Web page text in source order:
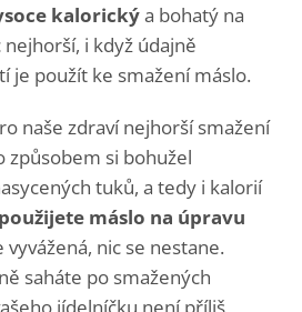
kalorickýa bohatý na
i když údajně
je použít ke smažení máslo.
naše zdraví nejhorší smažení
způsobem si bohužel
tuků, a tedy i kalorií
máslo na úpravu
vyvážená, nic se nestane.
saháte po smažených
jídelníčku není příliš